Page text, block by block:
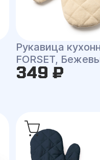
Рукавица
FORSET,
349 ₽